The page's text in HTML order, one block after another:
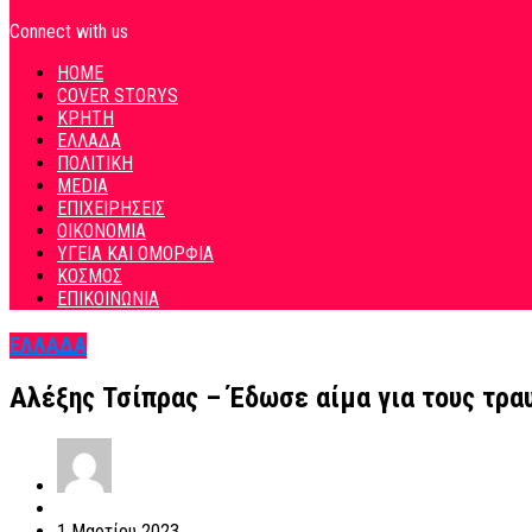
Connect with us
HOME
COVER STORYS
ΚΡΗΤΗ
ΕΛΛΑΔΑ
ΠΟΛΙΤΙΚΗ
MEDIA
ΕΠΙΧΕΙΡΗΣΕΙΣ
ΟΙΚΟΝΟΜΙΑ
ΥΓΕΙΑ ΚΑΙ ΟΜΟΡΦΙΑ
ΚΟΣΜΟΣ
ΕΠΙΚΟΙΝΩΝΙΑ
ΕΛΛΑΔΑ
Αλέξης Τσίπρας – Έδωσε αίμα για τους